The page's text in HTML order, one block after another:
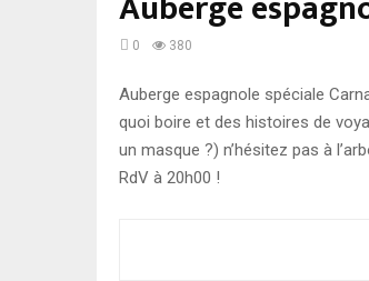
0 380
Auberge espagnole spéciale
quoi boire et des histoires de
un masque ?) n’hésitez pas à
RdV à 20h00 !